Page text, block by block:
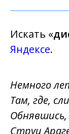
Искать «
Яндексе.
Немного
Там, где,
Струи